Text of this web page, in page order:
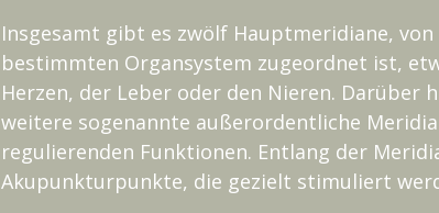
Insgesamt gibt es zwölf Hauptmeridiane,
bestimmten Organsystem zugeordnet ist,
Herzen, der Leber oder den Nieren. Darüber
weitere sogenannte außerordentliche
regulierenden Funktionen. Entlang der
Akupunkturpunkte, die gezielt stimuliert